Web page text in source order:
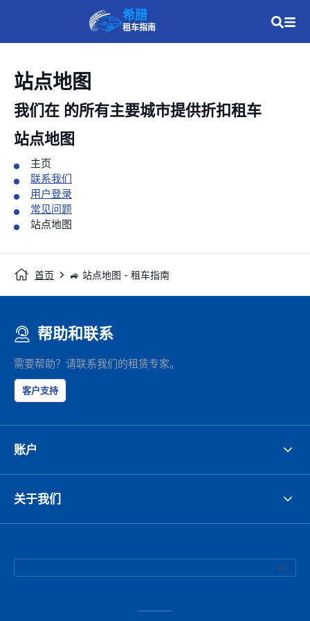
希腊
租车指南
站点地图
我们在 的所有主要城市提供折扣租车
站点地图
主页
联系我们
用户登录
常见问题
站点地图
首页 🚙 站点地图 - 租车指南
帮助和联系
需要帮助？请联系我们的租赁专家。
客户支持
账户
关于我们